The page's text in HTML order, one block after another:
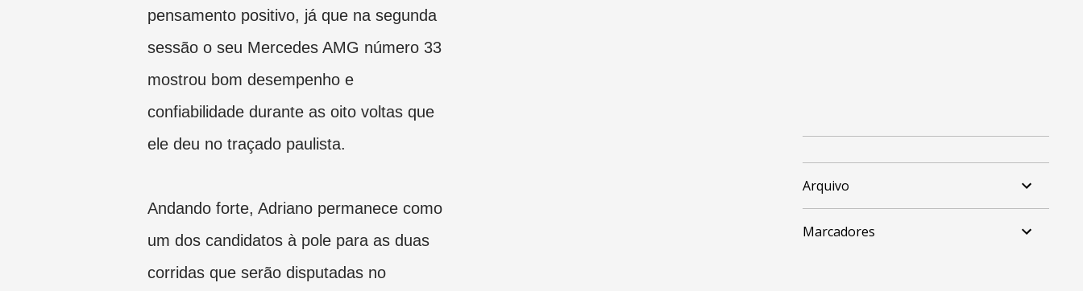
pensamento positivo, já que na segunda
sessão o seu Mercedes AMG número 33
mostrou bom desempenho e
confiabilidade durante as oito voltas que
ele deu no traçado paulista.
Andando forte, Adriano permanece como
um dos candidatos à pole para as duas
corridas que serão disputadas no
Arquivo
Marcadores